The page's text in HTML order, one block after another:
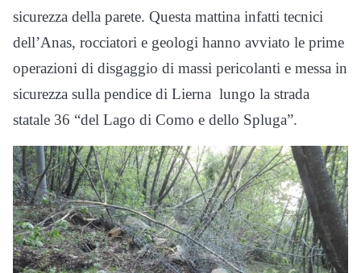
sicurezza della parete. Questa mattina infatti tecnici
dell’Anas, rocciatori e geologi hanno avviato le prime
operazioni di disgaggio di massi pericolanti e messa in
sicurezza sulla pendice di Lierna lungo la strada
statale 36 “del Lago di Como e dello Spluga”.